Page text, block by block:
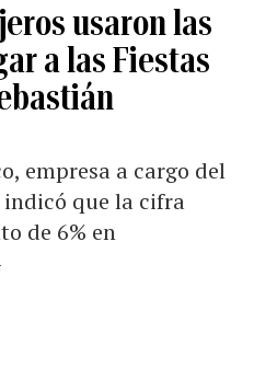
usaron las
a las Fiestas
empresa a cargo del
que la cifra
de 6% en